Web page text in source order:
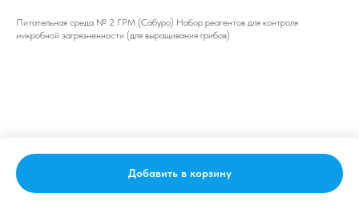
Добавить в корзину
Питательная среда № 2 ГРМ (Сабуро) Набор реагентов для контроля
микробной загрязненности (для выращивания грибов)